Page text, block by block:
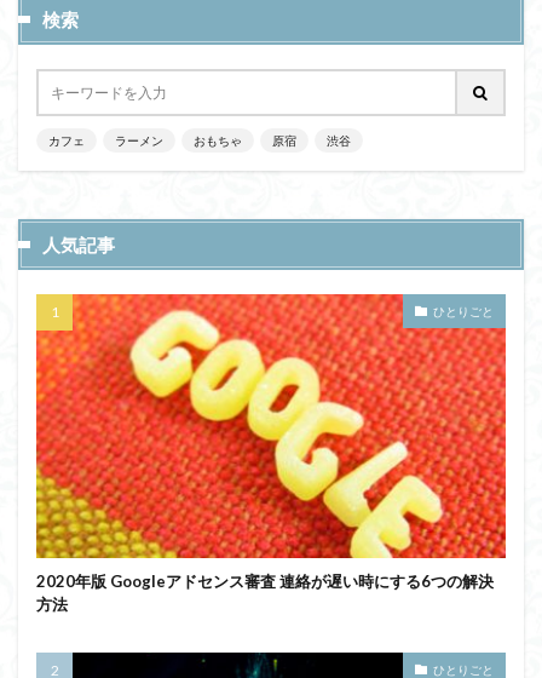
検索
カフェ ラーメン おもちゃ 原宿 渋谷
人気記事
ひとりごと
2020年版 Googleアドセンス審査 連絡が遅い時にする6つの解決
方法
ひとりごと